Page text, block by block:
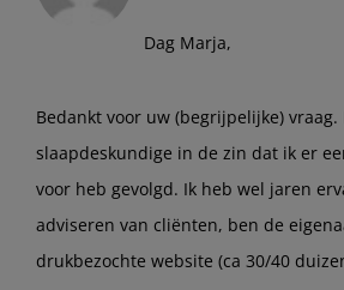
Dag Marja,
Bedankt voor uw (begrijpelijke) vraag.
slaapdeskundige in de zin dat ik er
voor heb gevolgd. Ik heb wel jaren
adviseren van cliënten, ben de
drukbezochte website (ca 30/40